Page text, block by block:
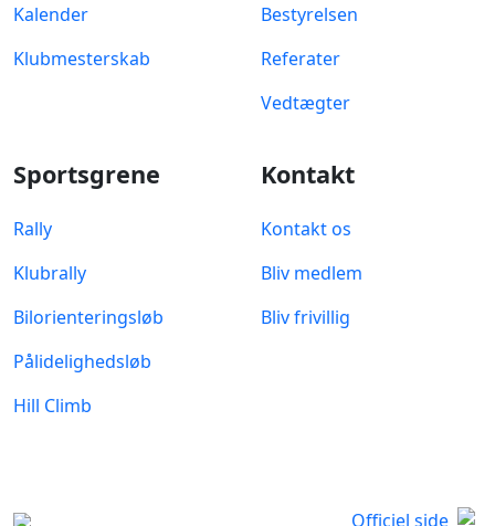
Kalender
Klubmesterskab
Bestyrelsen
Referater
Vedtægter
Sportsgrene
Rally
Klubrally
Bilorienteringsløb
Pålidelighedsløb
Hill Climb
Kontakt
Kontakt os
Bliv medlem
Bliv frivillig
Officiel side